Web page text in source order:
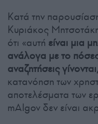
Κατά την
Κυριάκος
ότι «αυτή είναι μια
ανάλογα με το
αναζητήσεις
κατανόηση των
αποτελέσματα των
mAIgov δεν είναι